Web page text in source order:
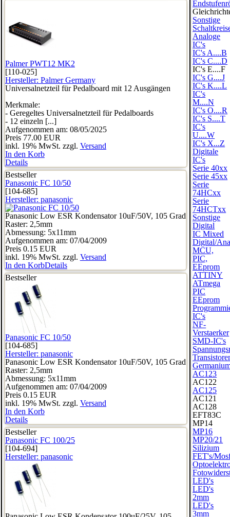
Palmer PWT12 MK2
[110-025]
Hersteller: Palmer Germany
Universalnetzteil für Pedalboard mit 12 Ausgängen
Merkmale:
- Geregeltes Universalnetzteil für Pedalboards
- 12 einzeln [...]
Aufgenommen am: 08/05/2025
Preis 77.00 EUR
inkl. 19% MwSt. zzgl. Versand
In den Korb
Details
Bestseller
Panasonic FC 10/50
[104-685]
Hersteller: panasonic
Panasonic Low ESR Kondensator 10uF/50V, 105 Grad
Raster: 2,5mm
Abmessung: 5x11mm
Aufgenommen am: 07/04/2009
Preis 0.15 EUR
inkl. 19% MwSt. zzgl. Versand
In den KorbDetails
Bestseller
Panasonic FC 10/50
[104-685]
Hersteller: panasonic
Panasonic Low ESR Kondensator 10uF/50V, 105 Grad
Raster: 2,5mm
Abmessung: 5x11mm
Aufgenommen am: 07/04/2009
Preis 0.15 EUR
inkl. 19% MwSt. zzgl. Versand
In den Korb
Details
Bestseller
Panasonic FC 100/25
[104-694]
Hersteller: panasonic
Sonstige
Analoge
IC's
IC's A....B
IC's C....D
IC's E....F
IC's G....J
IC's K....L
IC's
M....N
IC's O....R
IC's S....T
IC's
U....W
IC's X...Z
Digitale
IC's
Serie 40xx
Serie 45xx
Serie
74HCxx
Serie
74HCTxx
Sonstige
Digital
IC Mixed
Digital/
MCU,
PIC,
EEprom
ATTINY
ATmega
PIC
EEprom
IC's
NF-
Verstaerker
SMD-IC's
AC123
AC122
AC125
AC121
AC128
EFT83C
MP14
MP16
MP20/21
Silizium
FET's/
LED's
LED's
2mm
LED's
3mm